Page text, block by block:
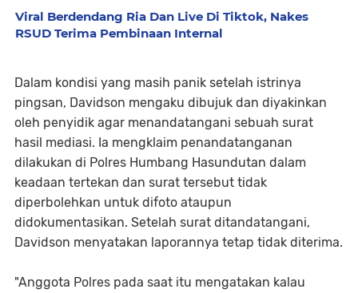
Viral Berdendang Ria Dan Live Di Tiktok, Nakes
RSUD Terima Pembinaan Internal
Dalam kondisi yang masih panik setelah istrinya
pingsan, Davidson mengaku dibujuk dan diyakinkan
oleh penyidik agar menandatangani sebuah surat
hasil mediasi. Ia mengklaim penandatanganan
dilakukan di Polres Humbang Hasundutan dalam
keadaan tertekan dan surat tersebut tidak
diperbolehkan untuk difoto ataupun
didokumentasikan. Setelah surat ditandatangani,
Davidson menyatakan laporannya tetap tidak diterima.
"Anggota Polres pada saat itu mengatakan kalau